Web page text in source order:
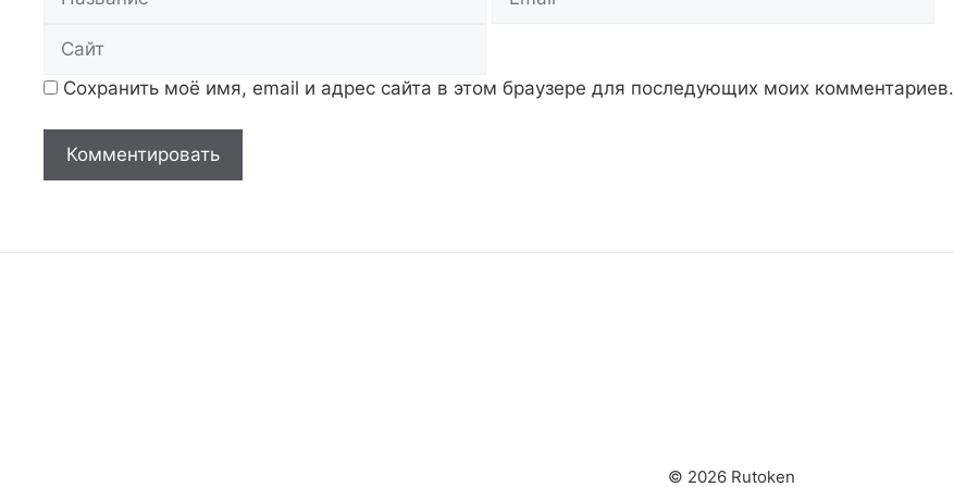
Сохранить моё имя, email и адрес сайта в этом браузере для последующих моих комментариев.
© 2026 Rutoken